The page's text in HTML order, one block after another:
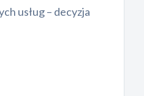
usług – decyzja